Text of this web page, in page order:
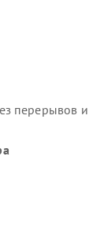
перерывов